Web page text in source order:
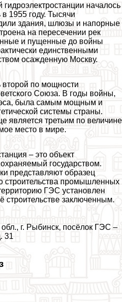
началось
в 1955 году. Тысячи
здания, шлюзы и напopные
на пересечении рек
и пущенные до войны
единственными
осажденную Москву.
по мощности
Союза. В годы войны,
была самым мощным и
системы страны.
является третьим по величине
место в мире.
– это объект
государством.
представляют образец
строительства промышленных
ГЭС установлен
строительстве заключенным.
г. Рыбинск, посёлок ГЭС –
31